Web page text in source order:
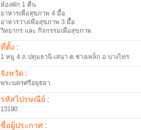
ห้องพัก 1 คืน
อาหารเพื่อสุขภาพ 4 มื้อ
อาหารว่างเพื่อสุขภาพ 3 มื้อ
วิทยากร และ กิจกรรมเพื่อสุขภาพ
ที่ตั้ง :
1 หมู 4 ถ.ปทุมธานี-เสนา ต.ช่างเหล็ก อ.บางไทร
จังหวัด :
พระนครศรีอยุธยา
รหัสไปรษณีย์ :
13190
ชื่อผู้ประกาศ :